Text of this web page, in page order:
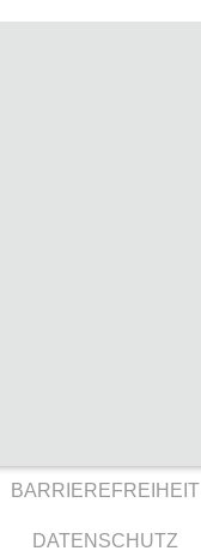
BARRIEREFREIHEIT
DATENSCHUTZ